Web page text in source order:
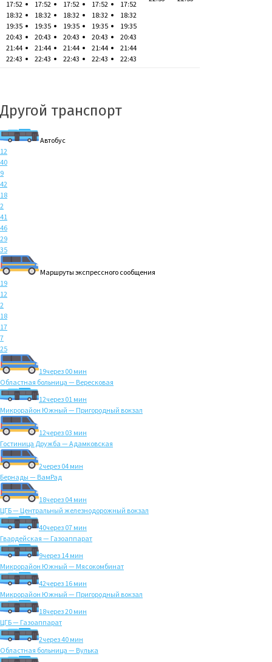
17:52
18:32
19:35
20:43
21:44
22:43
17:52
18:32
19:35
20:43
21:44
22:43
17:52
18:32
19:35
20:43
21:44
22:43
17:52
18:32
19:35
20:43
21:44
22:43
17:52
18:32
19:35
20:43
21:44
22:43
Другой транспорт
Автобус
12
40
9
42
18
2
41
46
29
35
Маршруты экспрессного сообщения
19
12
2
18
17
7
25
19через 00 мин
Областная больница — Вересковая
12через 01 мин
Микрорайон Южный — Пригородный вокзал
12через 03 мин
Гостиница Дружба — Адамковская
2через 04 мин
Бернады — ВамРад
18через 04 мин
ЦГБ — Центральный железнодорожный вокзал
40через 07 мин
Гвардейская — Газоаппарат
9через 14 мин
Микрорайон Южный — Мясокомбинат
42через 16 мин
Микрорайон Южный — Пригородный вокзал
18через 20 мин
ЦГБ — Газоаппарат
2через 40 мин
Областная больница — Вулька